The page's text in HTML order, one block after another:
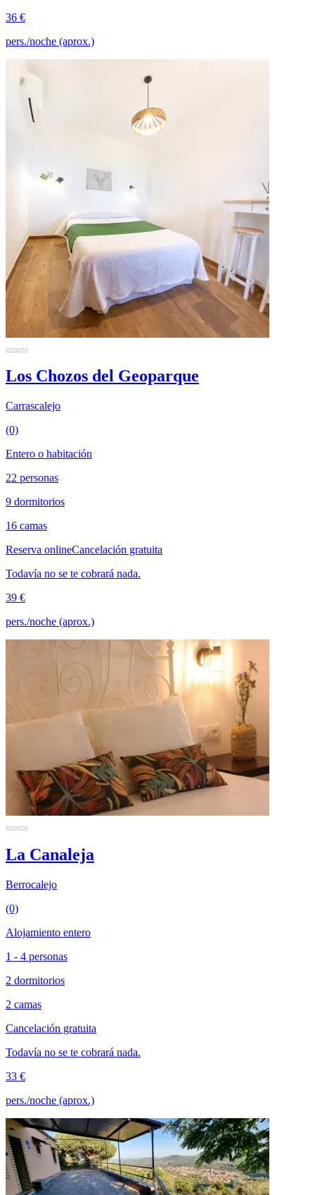
36 €
pers./noche (aprox.)
Los Chozos del Geoparque
Carrascalejo
(0)
Entero o habitación
22 personas
9 dormitorios
16 camas
Reserva onlineCancelación gratuita
Todavía no se te cobrará nada.
39 €
pers./noche (aprox.)
La Canaleja
Berrocalejo
(0)
Alojamiento entero
1 - 4 personas
2 dormitorios
2 camas
Cancelación gratuita
Todavía no se te cobrará nada.
33 €
pers./noche (aprox.)